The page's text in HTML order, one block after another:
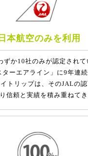
日本航空のみを利用
ずか10社のみが認定されて
ーエアライン」に9年連
トリップは、そのJALの認
信頼と実績を積み重ねてき